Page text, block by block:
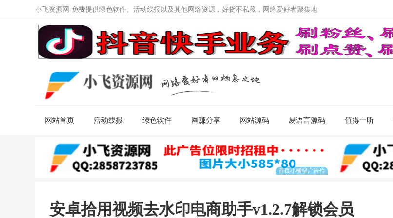
小飞资源网-免费提供绿色软件、活动线报以及其他网络资源，好货不私藏，网络爱好者聚集地
网站首页 活动线报 绿色软件 网赚分享 网站源码 易语言源码 值得一听
安卓拾用视频去水印电商助手v1.2.7解锁会员